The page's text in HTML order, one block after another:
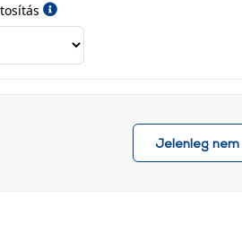
Jelenleg